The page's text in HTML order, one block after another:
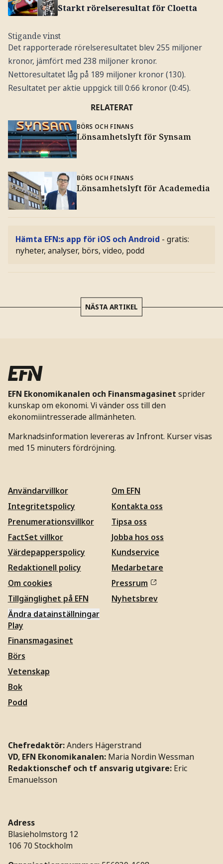
Starkt rörelseresultat för Cloetta
Stigande vinst
Det rapporterade rörelseresultatet blev 255 miljoner
kronor, jämfört med 238 miljoner kronor.
Nettoresultatet låg på 189 miljoner kronor (130).
Resultatet per aktie uppgick till 0:66 kronor (0:45).
RELATERAT
BÖRS OCH FINANS
Lönsamhetslyft för Synsam
BÖRS OCH FINANS
Lönsamhetslyft för Academedia
Hämta EFN:s app för iOS och Android - gratis:
nyheter, analyser, börs, video, podd
NÄSTA ARTIKEL
EFN Ekonomikanalen och Finansmagasinet sprider
kunskap om ekonomi. Vi vänder oss till den
ekonomiintresserade allmänheten.
Marknadsinformation levereras av Infront. Kurser visas
med 15 minuters fördröjning.
Användarvillkor
Integritetspolicy
Prenumerationsvillkor
FactSet villkor
Värdepapperspolicy
Redaktionell policy
Om cookies
Tillgänglighet på EFN
Ändra datainställningar
Om EFN
Kontakta oss
Tipsa oss
Jobba hos oss
Kundservice
Medarbetare
Pressrum
Nyhetsbrev
Play
Finansmagasinet
Börs
Vetenskap
Bok
Podd
Chefredaktör:Anders Hägerstrand
VD, EFN Ekonomikanalen: Maria Nordin Wessman
Redaktionschef och tf ansvarig utgivare: Eric
Emanuelsson
Adress
Blasieholmstorg 12
106 70 Stockholm